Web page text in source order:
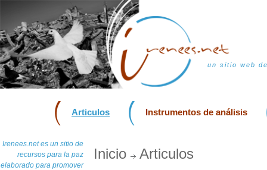
un sitio web
Articulos Instrumentos de análisis
Irenees.net es un sitio de
recursos para la paz
elaborado para promover
Inicio Articulos